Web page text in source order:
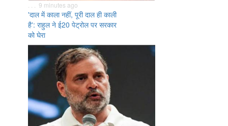
. . . 9 minutes ago
'दाल में काला नहीं, पूरी दाल ही काली
है': राहुल ने ई20 पेट्रोल पर सरकार
को घेरा